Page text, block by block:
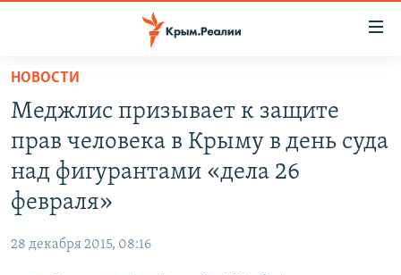
Вернуться
основному
содержанию
Вернутся
главной
Вернутся
СПЕЦПРОЕКТЫ
ГРУЗ 200
ВОДА
ИСТОРИЯ
ИНТЕРАКТИВ
РАДІО СВОБОДА
НОВОСТИ
Меджлис призывает к защите
прав человека в Крыму в день суда
над фигурантами «дела 26
февраля»
28 декабря 2015, 08:16